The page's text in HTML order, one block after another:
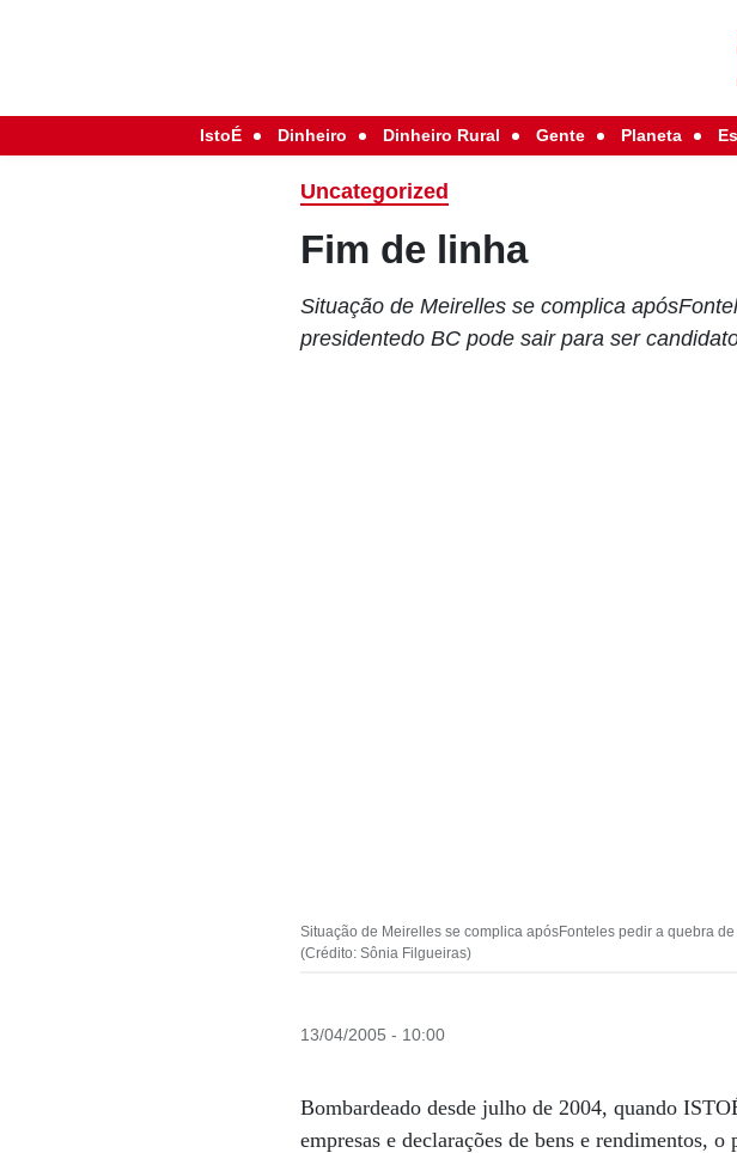
IstoÉ Dinheiro Dinheiro Rural Gente Planeta
Uncategorized
Fim de linha
Situação de Meirelles se complica
presidentedo BC pode sair para ser
Situação de Meirelles se complica apósFonteles pedir a quebra
(Crédito: Sônia Filgueiras)
13/04/2005 - 10:00
Bombardeado desde julho de 2004, quando
empresas e declarações de bens e rendimentos,